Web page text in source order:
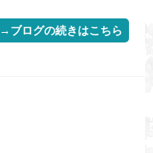
→ブログの続きはこちら